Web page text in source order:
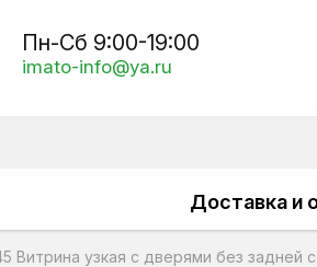
Пн-Сб 9:00-19:00
imato-info@ya.ru
Доставка и
Витрина узкая с дверями без задней